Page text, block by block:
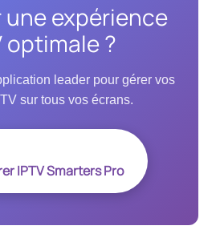
une expérience
optimale ?
leader pour gérer vos
sur tous vos écrans.
IPTV Smarters Pro